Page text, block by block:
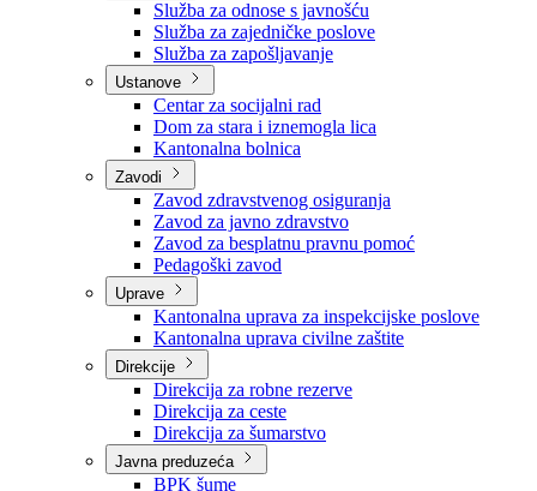
Službe
Služba za odnose s javnošću
Služba za zajedničke poslove
Služba za zapošljavanje
Ustanove
Centar za socijalni rad
Dom za stara i iznemogla lica
Kantonalna bolnica
Zavodi
Zavod zdravstvenog osiguranja
Zavod za javno zdravstvo
Zavod za besplatnu pravnu pomoć
Pedagoški zavod
Uprave
Kantonalna uprava za inspekcijske poslove
Kantonalna uprava civilne zaštite
Direkcije
Direkcija za robne rezerve
Direkcija za ceste